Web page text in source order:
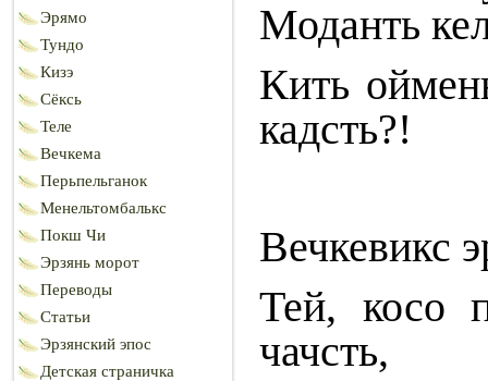
Эрямо
Тундо
Кизэ
Сёксь
Теле
Вечкема
Перьпельганок
Менельтомбалькс
Покш Чи
Эрзянь морот
Переводы
Статьи
Эрзянский эпос
Детская страничка
Моданть
Кить
кадсть?!
Вечкевикс
Тей, косо
чачсть,